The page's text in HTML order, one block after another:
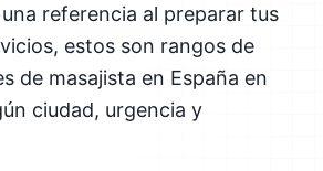
referencia al preparar tus
estos son rangos de
de masajista en España en
ciudad, urgencia y